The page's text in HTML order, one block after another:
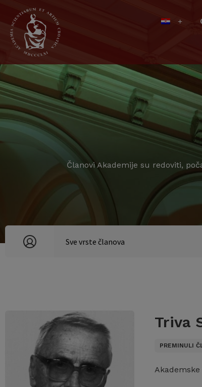
Članovi Akademije su redoviti,
Triva
PREMINULI